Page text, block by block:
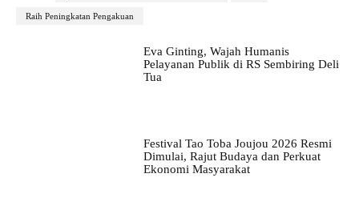
Raih Peningkatan Pengakuan
Eva Ginting, Wajah Humanis
Pelayanan Publik di RS Sembiring Deli
Tua
Festival Tao Toba Joujou 2026 Resmi
Dimulai, Rajut Budaya dan Perkuat
Ekonomi Masyarakat